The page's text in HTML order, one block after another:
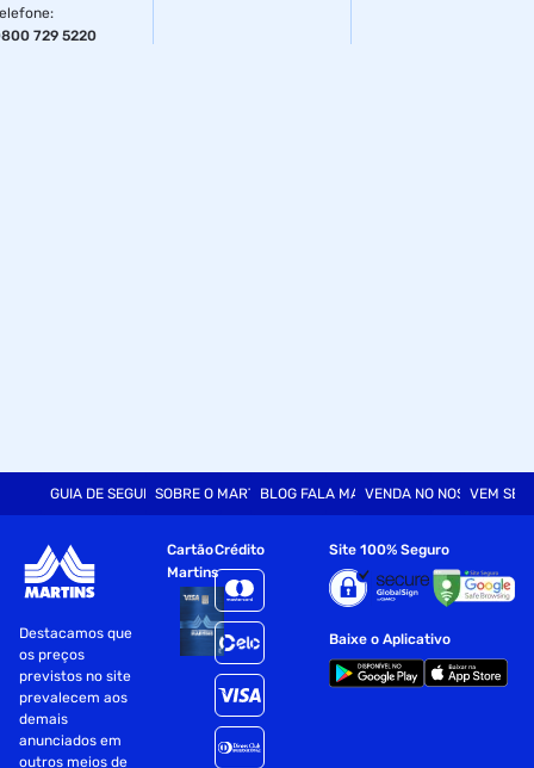
:
729 5220
GUIA DE SEGURANÇASOBRE O MARTINSBLOG FALA MARTVENDA NO NOSSO SITE
VEM SER
Destacamos que
os preços
previstos no site
prevalecem aos
demais
anunciados em
outros meios de
Cartão
Martins
Crédito Site 100% Seguro
Baixe o Aplicativo